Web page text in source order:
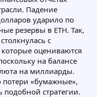
я
Падение
ударило по
резервы в ETH. Так,
с
оцениваются
на балансе
на миллиарды.
потери «бумажные»,
стратегии.